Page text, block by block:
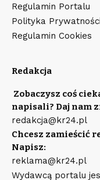
Regulamin Portalu
Polityka Prywatności
Regulamin Cookies
Redakcja
Zobaczysz coś
napisali? Daj nam
redakcja@kr24.pl
Chcesz zamieścić
Napisz:
reklama@kr24.pl
Wydawcą portalu